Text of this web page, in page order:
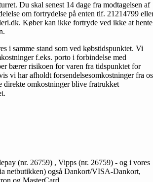
Du skal senest 14 dage fra modtagelsen af
om fortrydelse på enten tlf. 21214799
Køber kan ikke fortryde ved ikke at hente
i samme stand som ved købstidspunktet. Vi
f.eks. porto i forbindelse med
bærer risikoen for varen fra tidspunktet for
vi har afholdt forsendelsesomkostninger fra os
direkte omkostninger blive fratrukket
(nr. 26759) , Vipps (nr. 26759) - og i vores
netbutikken) også Dankort/VISA-Dankort,